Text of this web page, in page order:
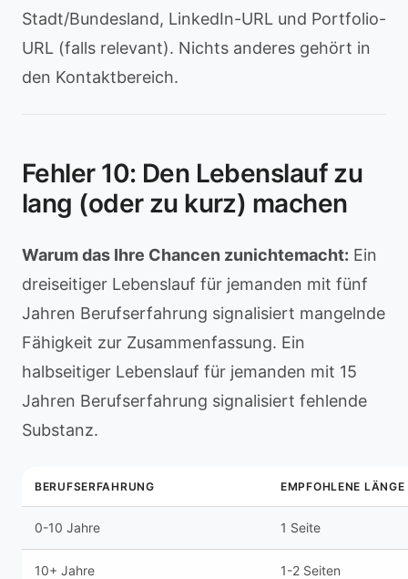
Stadt/Bundesland, LinkedIn-URL und Portfolio-
URL (falls relevant). Nichts anderes gehört in
den Kontaktbereich.
Fehler 10: Den Lebenslauf zu
lang (oder zu kurz) machen
Warum das Ihre Chancen zunichtemacht: Ein
dreiseitiger Lebenslauf für jemanden mit fünf
Jahren Berufserfahrung signalisiert mangelnde
Fähigkeit zur Zusammenfassung. Ein
halbseitiger Lebenslauf für jemanden mit 15
Jahren Berufserfahrung signalisiert fehlende
Substanz.
BERUFSERFAHRUNG EMPFOHLENE LÄNGE
0-10 Jahre 1 Seite
10+ Jahre 1-2 Seiten